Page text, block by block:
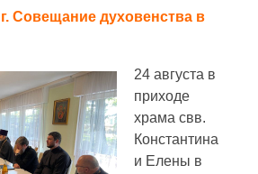
n
kl
a
ss
р
в
и
ть
г. Совещание духовенства в
24 августа в
приходе
храма свв.
Константина
и Елены в